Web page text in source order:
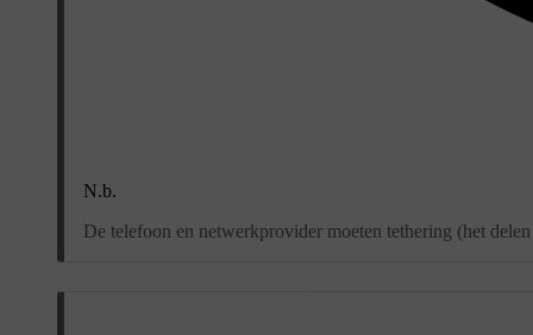
N.b.
De telefoon en netwerkprovider moeten tethering (het